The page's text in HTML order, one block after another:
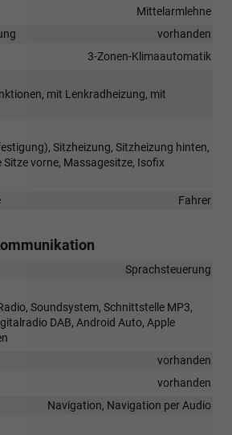
Mittelarmlehne
vorhanden
3-Zonen-Klimaautomatik
mit Lenkradheizung, mit
Sitzheizung, Sitzheizung hinten,
vorne, Massagesitze, Isofix
Fahrer
Sprachsteuerung
Soundsystem, Schnittstelle MP3,
DAB, Android Auto, Apple
vorhanden
vorhanden
Navigation, Navigation per Audio